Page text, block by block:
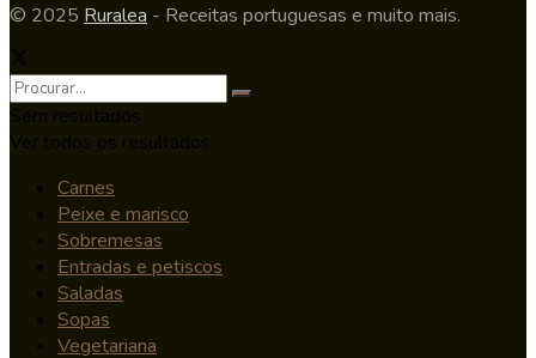
© 2025 Ruralea - Receitas portuguesas e muito mais.
Carnes
Peixe e marisco
Sobremesas
Entradas e petiscos
Saladas
Sopas
Vegetariana